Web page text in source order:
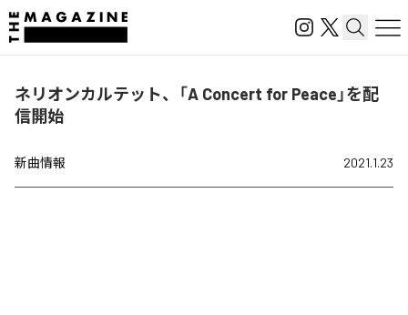
ネリオンカルテット、「A Concert for Peace」を配
信開始
新曲情報 2021.1.23